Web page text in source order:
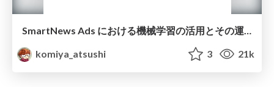
SmartNews Ads における機械学習の活用とその運用 #mlops
komiya_atsushi
3 21k